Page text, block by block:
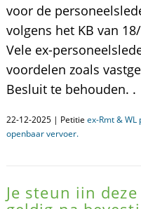
voor de
volgens het KB van
Vele ex-
voordelen zoals
Besluit te behouden. .
22-12-2025 | Petitie ex-Rmt &
openbaar vervoer.
Je steun iin